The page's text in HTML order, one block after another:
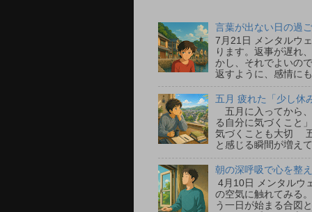
言葉が出ない日の過
7月21日 メンタルウ
ります。返事が遅れ
かし、それでよいの
返すように、感情に
五月 疲れた「少し休
五月に入ってから
る自分に気づくこと
気づくことも大切
と感じる瞬間が増え
朝の深呼吸で心を整
4月10日 メンタルウ
の空気に触れてみる
う一日が始まる合図